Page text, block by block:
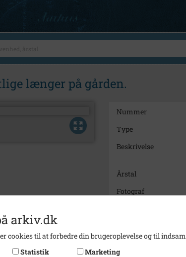
længer på gården.
Nummer
Type
Beskrivelse
Årstal
Fotograf
Enhed
arkiv.dk
cookies til at forbedre din brugeroplevelse og til
Statistik Marketing